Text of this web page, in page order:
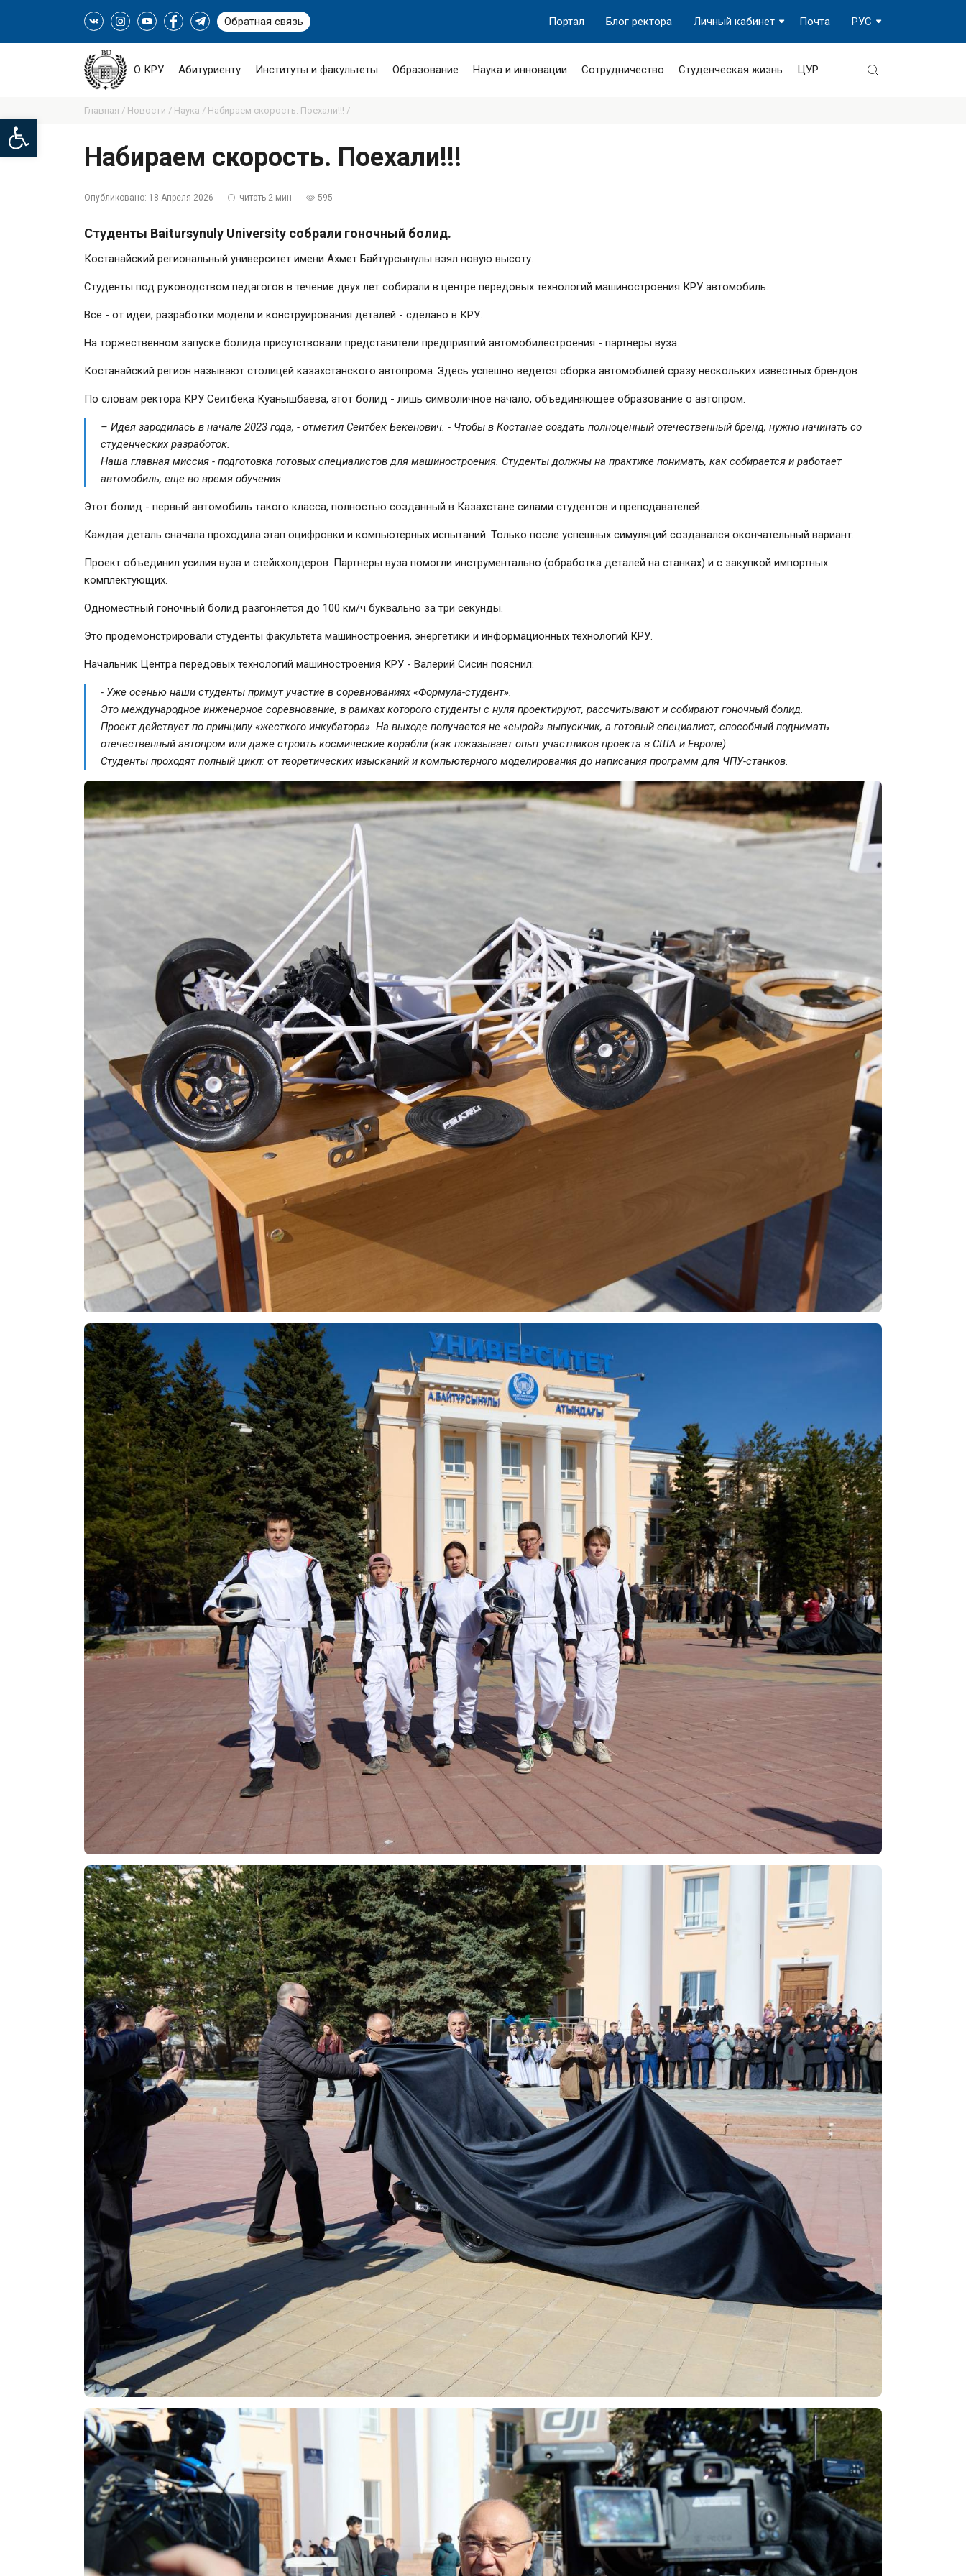
Open toolbar
Обратная связь РУС
Почта
Личный кабинет
Блог ректора
Портал
О КРУ Абитуриенту Институты и факультеты Образование Наука и инновации Сотрудничество Студенческая жизнь ЦУР
Главная / Новости / Наука / Набираем скорость. Поехали!!! /
Набираем скорость. Поехали!!!
Опубликовано: 18 Апреля 2026 читать 2 мин 595
Студенты Baitursynuly University собрали гоночный болид.
Костанайский региональный университет имени Ахмет Байтұрсынұлы взял новую высоту.
Студенты под руководством педагогов в течение двух лет собирали в центре передовых технологий машиностроения КРУ автомобиль.
Все - от идеи, разработки модели и конструирования деталей - сделано в КРУ.
На торжественном запуске болида присутствовали представители предприятий автомобилестроения - партнеры вуза.
Костанайский регион называют столицей казахстанского автопрома. Здесь успешно ведется сборка автомобилей сразу нескольких известных брендов.
По словам ректора КРУ Сеитбека Куанышбаева, этот болид - лишь символичное начало, объединяющее образование о автопром.
– Идея зародилась в начале 2023 года, - отметил Сеитбек Бекенович. - Чтобы в Костанае создать полноценный отечественный бренд, нужно начинать со
студенческих разработок.
Наша главная миссия - подготовка готовых специалистов для машиностроения. Студенты должны на практике понимать, как собирается и работает
автомобиль, еще во время обучения.
Этот болид - первый автомобиль такого класса, полностью созданный в Казахстане силами студентов и преподавателей.
Каждая деталь сначала проходила этап оцифровки и компьютерных испытаний. Только после успешных симуляций создавался окончательный вариант.
Проект объединил усилия вуза и стейкхолдеров. Партнеры вуза помогли инструментально (обработка деталей на станках) и с закупкой импортных
комплектующих.
Одноместный гоночный болид разгоняется до 100 км/ч буквально за три секунды.
Это продемонстрировали студенты факультета машиностроения, энергетики и информационных технологий КРУ.
Начальник Центра передовых технологий машиностроения КРУ - Валерий Сисин пояснил:
- Уже осенью наши студенты примут участие в соревнованиях «Формула-студент».
Это международное инженерное соревнование, в рамках которого студенты с нуля проектируют, рассчитывают и собирают гоночный болид.
Проект действует по принципу «жесткого инкубатора». На выходе получается не «сырой» выпускник, а готовый специалист, способный поднимать
отечественный автопром или даже строить космические корабли (как показывает опыт участников проекта в США и Европе).
Студенты проходят полный цикл: от теоретических изысканий и компьютерного моделирования до написания программ для ЧПУ-станков.